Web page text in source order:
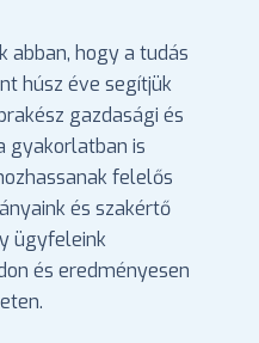
abban, hogy a tudás
húsz éve segítjük
gazdasági és
gyakorlatban is
felelős
és szakértő
ügyfeleink
és eredményesen